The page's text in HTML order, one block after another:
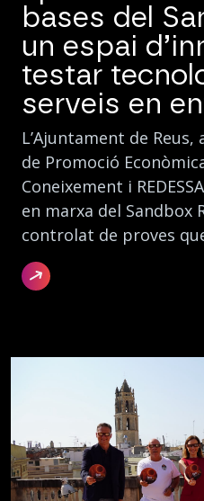
bases del
un espai
testar
serveis en
L’Ajuntament de
de Promoció
Coneixement i
en marxa del Sandbox
controlat de proves